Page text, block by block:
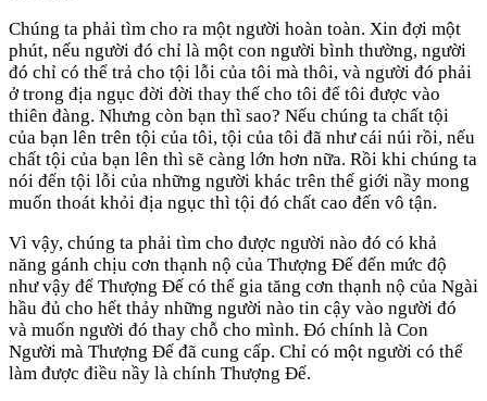
Chúng ta phải tìm cho ra một người hoàn toàn. Xin đợi một
phút, nếu người đó chỉ là một con người bình thường, người
đó chỉ có thể trả cho tội lỗi của tôi mà thôi, và người đó phải
ở trong địa ngục đời đời thay thế cho tôi để tôi được vào
thiên đàng. Nhưng còn bạn thì sao? Nếu chúng ta chất tội
của bạn lên trên tội của tôi, tội của tôi đã như cái núi rồi, nếu
chất tội của bạn lên thì sẽ càng lớn hơn nữa. Rồi khi chúng ta
nói đến tội lỗi của những người khác trên thế giới nầy mong
muốn thoát khỏi địa ngục thì tội đó chất cao đến vô tận.
Vì vậy, chúng ta phải tìm cho được người nào đó có khả
năng gánh chịu cơn thạnh nộ của Thượng Đế đến mức độ
như vậy để Thượng Đế có thể gia tăng cơn thạnh nộ của Ngài
hầu đủ cho hết thảy những người nào tin cậy vào người đó
và muốn người đó thay chỗ cho mình. Đó chính là Con
Người mà Thượng Đế đã cung cấp. Chỉ có một người có thể
làm được điều nầy là chính Thượng Đế.